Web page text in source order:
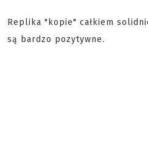
Replika "kopie" całkiem
są bardzo pozytywne.